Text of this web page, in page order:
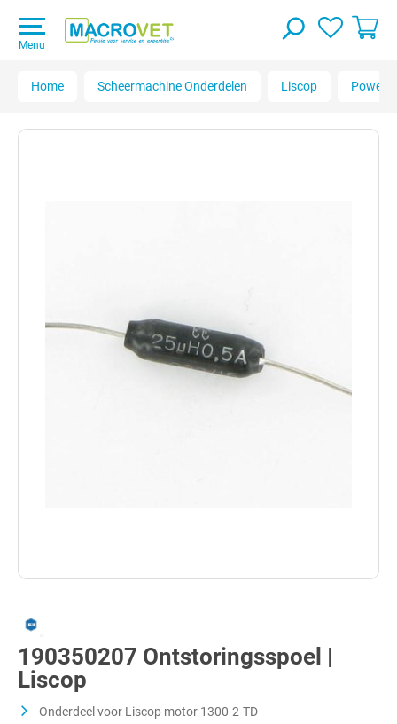
Menu
Home Scheermachine Onderdelen Liscop
190350207 Ontstoringsspoel |
Liscop
Onderdeel voor Liscop motor 1300-2-TD